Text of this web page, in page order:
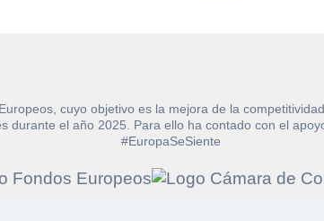
cuyo objetivo es la mejora de la
el año 2025. Para ello ha contado con el
#EuropaSeSiente